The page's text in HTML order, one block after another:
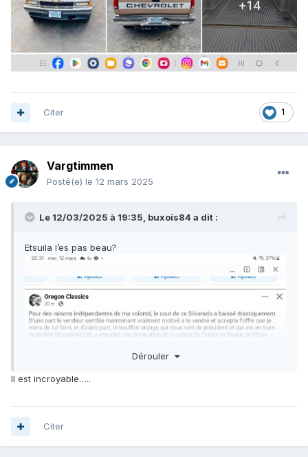
1
Citer
Vargtimmen
Posté(e) le 12 mars 2025
Le 12/03/2025 à 19:35, buxois84 a dit :
Etsuila l’es pas beau?
Dérouler
Il est incroyable…..
Citer